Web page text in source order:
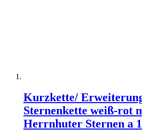
Kurzkette/
Sternenkette weiß-rot
Herrnhuter Sternen a